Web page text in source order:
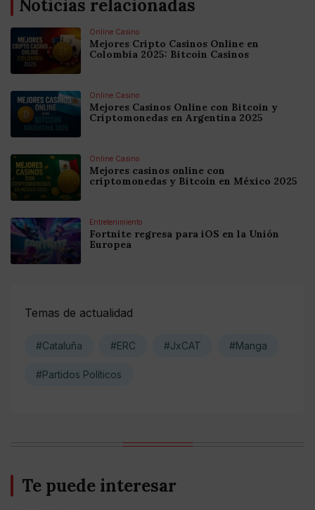
Noticias relacionadas
Online Casino
Mejores Cripto Casinos Online en
Colombia 2025: Bitcoin Casinos
Online Casino
Mejores Casinos Online con Bitcoin y
Criptomonedas en Argentina 2025
Online Casino
Mejores casinos online con
criptomonedas y Bitcoin en México 2025
Entretenimiento
Fortnite regresa para iOS en la Unión
Europea
Temas de actualidad
#Cataluña #ERC #JxCAT #Manga
#Partidos Políticos
Te puede interesar